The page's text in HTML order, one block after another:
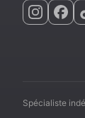
Spécialiste